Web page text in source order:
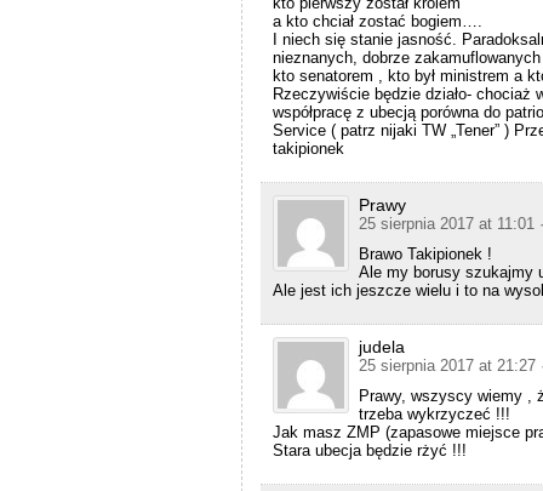
a kto chciał zostać bogiem….
I niech się stanie jasność.
nieznanych, dobrze
kto senatorem , kto był ministrem a
Rzeczywiście będzie działo- chociaż
współpracę z ubecją porówna do
Service ( patrz nijaki TW „Tener” )
takipionek
Prawy
25 sierpnia 2017 at 11:01
Brawo Takipionek !
Ale my borusy szukajmy
Ale jest ich jeszcze wielu i to na
judela
25 sierpnia 2017 at 21:27
Prawy, wszyscy wiemy ,
trzeba wykrzyczeć !!!
Jak masz ZMP (zapasowe miejsce
Stara ubecja będzie rżyć !!!